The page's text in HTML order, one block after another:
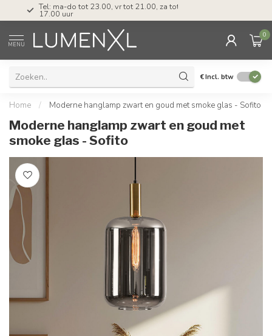
Tel: ma-do tot 23.00, vr tot 21.00, za tot
17.00 uur
MENU
0
€Incl. btw
Home / Moderne hanglamp zwart en goud met smoke glas - Sofito
Moderne hanglamp zwart en goud met
smoke glas - Sofito